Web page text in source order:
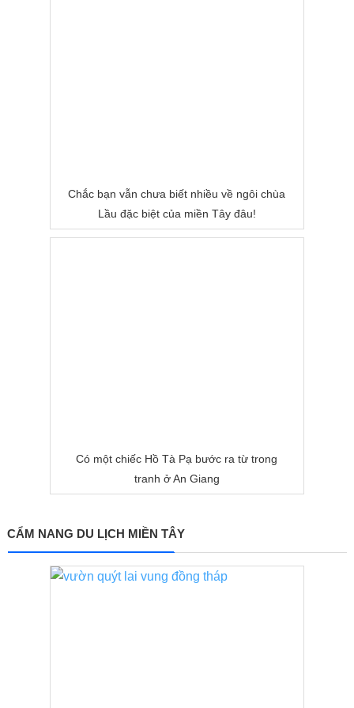
Chắc bạn vẫn chưa biết nhiều về ngôi chùa
Lầu đặc biệt của miền Tây đâu!
Có một chiếc Hồ Tà Pạ bước ra từ trong
tranh ở An Giang
CẨM NANG DU LỊCH MIỀN TÂY